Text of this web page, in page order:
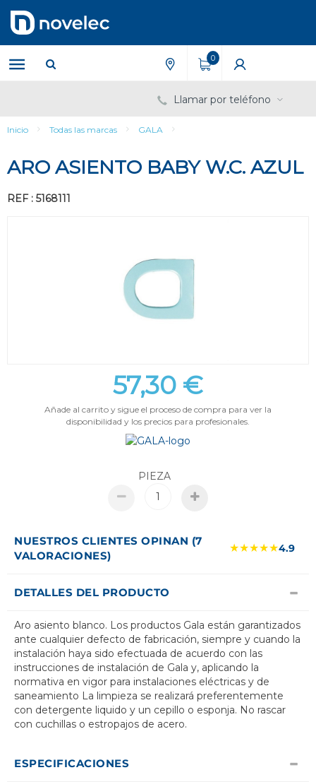
contenido
menú
de
navegación
0
Llamar por teléfono
Inicio Todas las marcas GALA
ARO ASIENTO BABY W.C. AZUL
REF : 5168111
57,30 €
Añade al carrito y sigue el proceso de compra para ver la
disponibilidad y los precios para profesionales.
PIEZA
NUESTROS CLIENTES OPINAN (7
VALORACIONES)
★★★★★4.9
DETALLES DEL PRODUCTO
Aro asiento blanco. Los productos Gala están garantizados
ante cualquier defecto de fabricación, siempre y cuando la
instalación haya sido efectuada de acuerdo con las
instrucciones de instalación de Gala y, aplicando la
normativa en vigor para instalaciones eléctricas y de
saneamiento La limpieza se realizará preferentemente
con detergente liquido y un cepillo o esponja. No rascar
con cuchillas o estropajos de acero.
ESPECIFICACIONES